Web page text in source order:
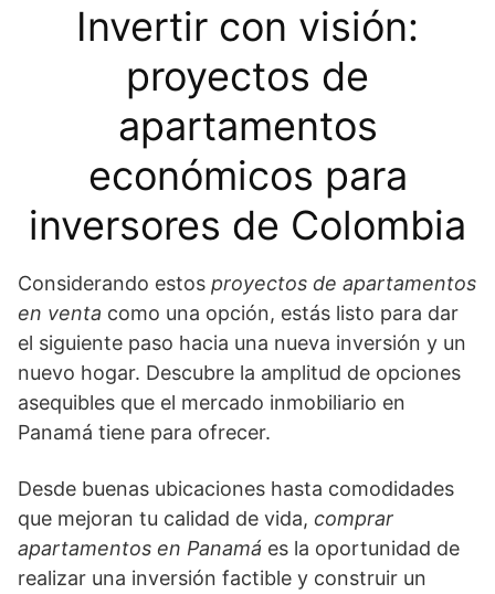
Invertir con visión:
proyectos de
apartamentos
económicos para
inversores de Colombia
Considerando estos proyectos de apartamentos
en venta como una opción, estás listo para dar
el siguiente paso hacia una nueva inversión y un
nuevo hogar. Descubre la amplitud de opciones
asequibles que el mercado inmobiliario en
Panamá tiene para ofrecer.
Desde buenas ubicaciones hasta comodidades
que mejoran tu calidad de vida, comprar
apartamentos en Panamá es la oportunidad de
realizar una inversión factible y construir un